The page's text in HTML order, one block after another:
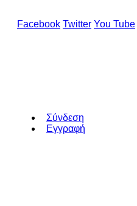
Facebook Twitter You Tube
Σύνδεση
Εγγραφή